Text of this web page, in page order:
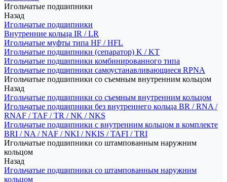
Игольчатые подшипники
Назад
Игольчатые подшипники
Внутренние кольца IR / LR
Игольчатые муфты типа HF / HFL
Игольчатые подшипники (сепаратор) K / KT
Игольчатые подшипники комбинированного типа
Игольчатые подшипники самоустанавливающиеся RPNA
Игольчатые подшипники со съемным внутренним кольцом
Назад
Игольчатые подшипники со съемным внутренним кольцом
Игольчатые подшипники без внутреннего кольца BR / RNA /
RNAF / TAF / TR / NK / NKS
Игольчатые подшипники с внутренним кольцом в комплекте
BRI / NA / NAF / NKI / NKIS / TAFI / TRI
Игольчатые подшипники со штампованным наружним
кольцом
Назад
Игольчатые подшипники со штампованным наружним
кольцом